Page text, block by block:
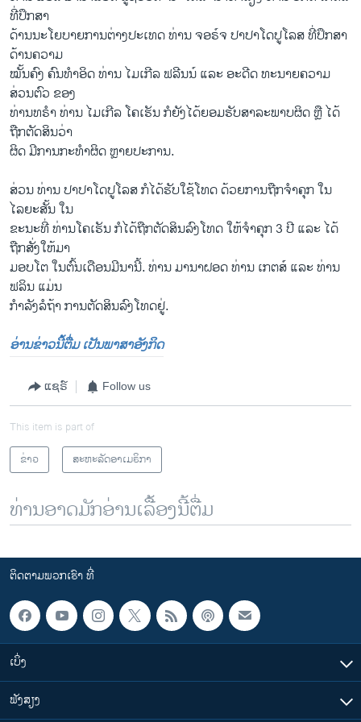
ທີ່ປຶກສາ
ດ້ານນະໂຍບາຍການຕ່າງປະເທດ ທ່ານ ຈອຣ໌​ຈ ປາປາໂດປູໂລສ ທີ່ປຶກສາ
ດ້ານຄວາມ
ໝັ້ນຄົງ ຄົນ​ທຳ​ອິດ ທ່ານ ໄມເກີລ ຟລີນນ໌ ແລະ ອະດີດ ທະນາຍຄວາມ
ສ່ວນຕົວ ຂອງ
ທ່ານທຣຳ ທ່ານ ໄມເກີລ ໂຄເຮັນ ກໍຍັງໄດ້ຍອມຮັບສາລະພາບຜິດ ຫຼື ໄດ້
ຖືກຕັດສິນວ່າ
ຜິດ ​ມີການກະທຳຜິດ ຫຼາຍປະການ.
ສ່ວນ ທ່ານ ປາປາໂດປູໂລສ ກໍໄດ້ຮັບໃຊ້ໂທດ ດ້ວຍການຖືກຈຳຄຸກ ໃນ
ໄລຍະສັ້ນ ໃນ
ຂະນະທີ່ ທ່ານໂຄເຮັນ ກໍໄດ້ຖືກຕັດສິນລົງໂທດ ໃຫ້ຈຳຄຸກ 3 ປີ ແລະ ໄດ້
ຖືກສັ່ງໃຫ້ມາ
ມອບໂຕ ໃນຕົ້ນເດືອນມີນານີ້. ທ່ານ ມານາຝອດ ທ່ານ ເກຕສ໌ ແລະ ທ່ານ
ຟລິນ ແມ່ນ
ກຳລັງລໍຖ້າ ການຕັດສິນລົງໂທດຢູ່.
ອ່ານຂ່າວນີ້ຕື່ມ ເປັນພາສາອັງກິດ
ແຊຣ໌ Follow us
This item is part of
ຂ່າວ
ສະຫະລັດອາເມຣິກາ
ທ່ານອາດມັກອ່ານເລື້ອງນີ້ຕື່ມ
ຕິດຕາມພວກເຮົາ ທີ່
ເບິ່ງ
ຟັງສຽງ